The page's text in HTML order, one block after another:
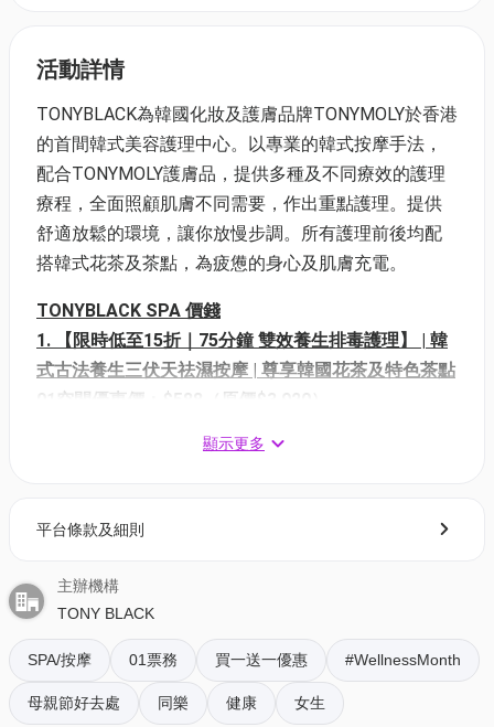
活動詳情
TONYBLACK為韓國化妝及護膚品牌TONYMOLY於香港
的首間韓式美容護理中心。以專業的韓式按摩手法，
配合TONYMOLY護膚品，提供多種及不同療效的護理
療程，全面照顧肌膚不同需要，作出重點護理。提供
舒適放鬆的環境，讓你放慢步調。所有護理前後均配
搭韓式花茶及茶點，為疲憊的身心及肌膚充電。
TONYBLACK SPA 價錢
1. 【限時低至15折｜75分鐘 雙效養生排毒護理】 | 韓
式古法養生三伏天祛濕按摩 | 尊享韓國花茶及特色茶點
01空間優惠價：$588（原價$3,920）
15分鐘 膠原蛋白V面提拉護理 ，配韓式琥珀刮痧板
水果茶，讓您在靜謐時光中享受由內而外的治癒體驗
【功效】
（筋膜刀）韓式熱能射頻去水腫按摩
療程核心在於精準控溫的熱能滲透，溫熱力量直達深
層筋膜，有效化解積聚體內的頑固寒濕；順經推壓，
顯示更多
平台條款及細則
主辦機構
TONY BLACK
SPA/按摩 01票務 買一送一優惠 #WellnessMonth
母親節好去處 同樂 健康 女生